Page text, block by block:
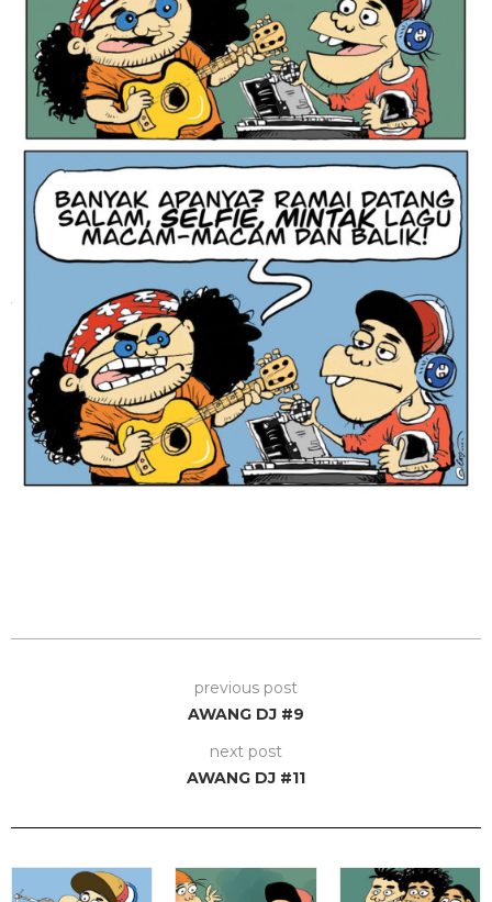
previous post
AWANG DJ #9
next post
AWANG DJ #11